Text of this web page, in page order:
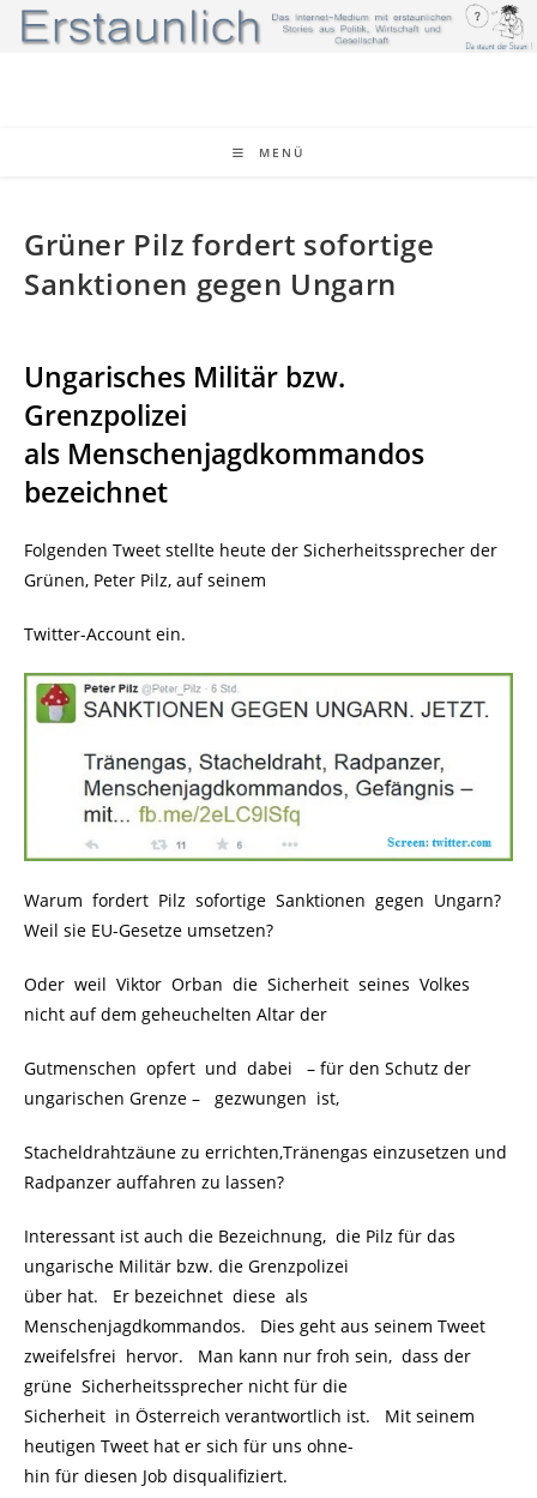
Zum
Inhalt
MENÜ
Grüner Pilz fordert sofortige
Sanktionen gegen Ungarn
Ungarisches Militär bzw.
Grenzpolizei
als Menschenjagdkommandos
bezeichnet
Folgenden Tweet stellte heute der Sicherheitssprecher der
Grünen, Peter Pilz, auf seinem
Twitter-Account ein.
Warum fordert Pilz sofortige Sanktionen gegen Ungarn?
Weil sie EU-Gesetze umsetzen?
Oder weil Viktor Orban die Sicherheit seines Volkes
nicht auf dem geheuchelten Altar der
Gutmenschen opfert und dabei
– für den Schutz der
ungarischen Grenze –
gezwungen ist,
Stacheldrahtzäune zu errichten,Tränengas einzusetzen und
Radpanzer auffahren zu lassen?
Interessant ist auch die Bezeichnung, die Pilz für das
ungarische Militär bzw. die Grenzpolizei
über hat. Er bezeichnet diese als
Menschenjagdkommandos. Dies geht aus seinem Tweet
zweifelsfrei hervor. Man kann nur froh sein, dass der
grüne Sicherheitssprecher nicht für die
Sicherheit in Österreich verantwortlich ist. Mit seinem
heutigen Tweet hat er sich für uns ohne-
hin für diesen Job disqualifiziert.